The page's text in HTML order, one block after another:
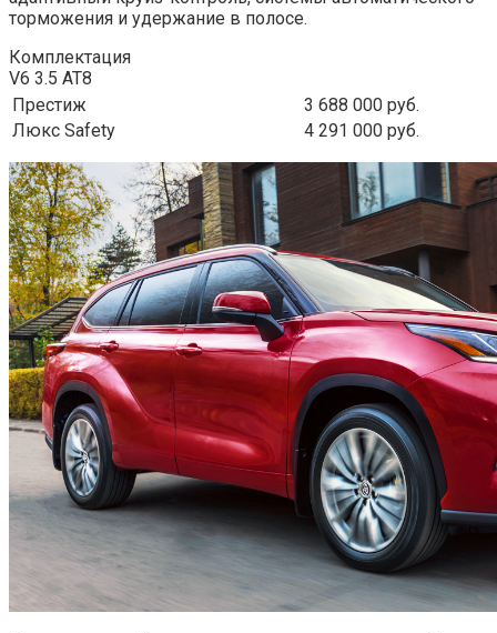
торможения и удержание в полосе.
Комплектация
V6 3.5 AT8
Престиж
3 688 000 руб.
Люкс Safety
4 291 000 руб.